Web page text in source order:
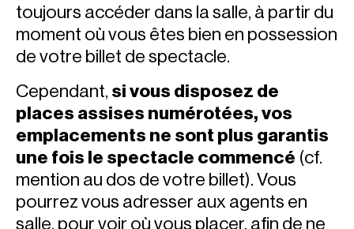
toujours accéder dans la salle, à partir du
moment où vous êtes bien en possession
de votre billet de spectacle.
Cependant, si vous disposez de
places assises numérotées, vos
emplacements ne sont plus garantis
une fois le spectacle commencé (cf.
mention au dos de votre billet). Vous
pourrez vous adresser aux agents en
salle, pour voir où vous placer, afin de ne